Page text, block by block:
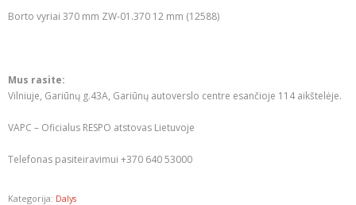
Borto vyriai 370 mm ZW-01.370 12 mm (12588)
Mus rasite:
Vilniuje, Gariūnų g.43A, Gariūnų autoverslo centre esančioje 114 aikštelėje.
VAPC – Oficialus RESPO atstovas Lietuvoje
Telefonas pasiteiravimui +370 640 53000
Kategorija: Dalys